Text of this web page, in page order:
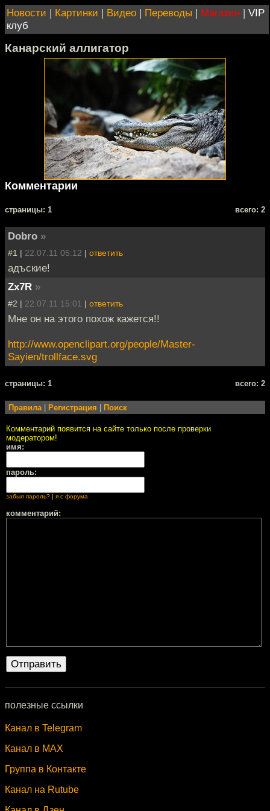
Новости | Картинки | Видео | Переводы | Магазин | VIP
клуб
Канарский аллигатор
Комментарии
cтраницы: 1 всего: 2
Dobro »
#1 | 22.07.11 05:12 | ответить
адъские!
Zx7R »
#2 | 22.07.11 15:01 | ответить
Мне он на этого похож кажется!!
http://www.openclipart.org/people/Master-
Sayien/trollface.svg
cтраницы: 1 всего: 2
Правила Регистрация Поиск
Комментарий появится на сайте только после проверки
модератором!
имя:
пароль:
забыл пароль? | я с форума
комментарий:
полезные ссылки
Канал в Telegram
Канал в MAX
Группа в Контакте
Канал на Rutube